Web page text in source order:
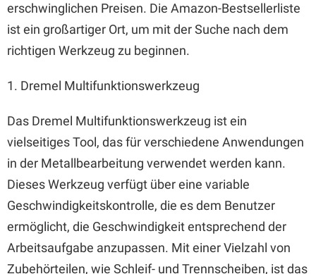
erschwinglichen Preisen. Die Amazon-Bestsellerliste
ist ein großartiger Ort, um mit der Suche nach dem
richtigen Werkzeug zu beginnen.
1. Dremel Multifunktionswerkzeug
Das Dremel Multifunktionswerkzeug ist ein
vielseitiges Tool, das für verschiedene Anwendungen
in der Metallbearbeitung verwendet werden kann.
Dieses Werkzeug verfügt über eine variable
Geschwindigkeitskontrolle, die es dem Benutzer
ermöglicht, die Geschwindigkeit entsprechend der
Arbeitsaufgabe anzupassen. Mit einer Vielzahl von
Zubehörteilen, wie Schleif- und Trennscheiben, ist das